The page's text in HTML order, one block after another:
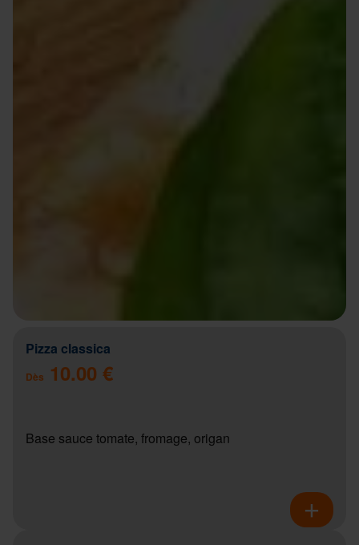
Pizza classica
Dès 10.00 €
Base sauce tomate, fromage, origan